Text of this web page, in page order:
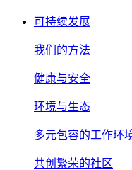
可持续发展
我们的方法
健康与安全
环境与生态
多元包容的工作环
共创繁荣的社区